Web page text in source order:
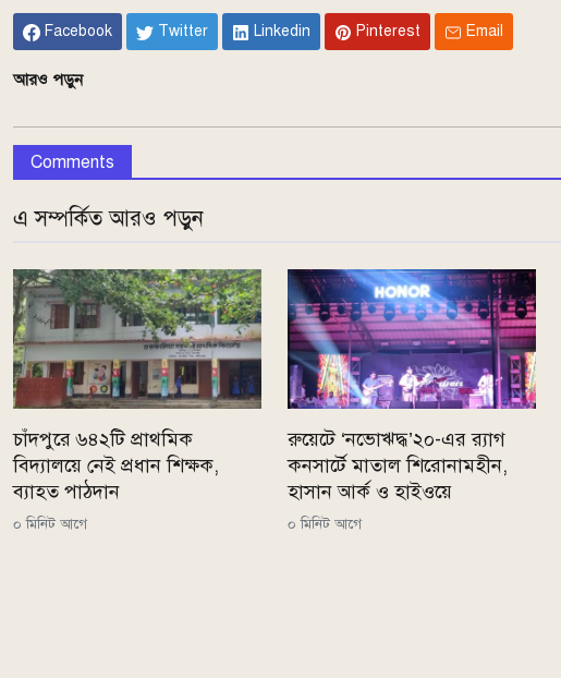
Facebook Twitter Linkedin Pinterest Email
আরও পড়ুন
Comments
এ সম্পর্কিত আরও পড়ুন
চাঁদপুরে ৬৪২টি প্রাথমিক
বিদ্যালয়ে নেই প্রধান শিক্ষক,
ব্যাহত পাঠদান
০ মিনিট আগে
রুয়েটে ‘নভোঋদ্ধ’২০-এর র‍্যাগ
কনসার্টে মাতাল শিরোনামহীন,
হাসান আর্ক ও হাইওয়ে
০ মিনিট আগে